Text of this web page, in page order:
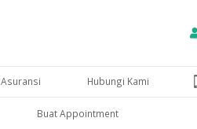
Asuransi Hubungi Kami
Buat Appointment